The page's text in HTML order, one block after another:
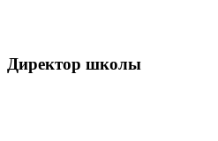
Директор школы